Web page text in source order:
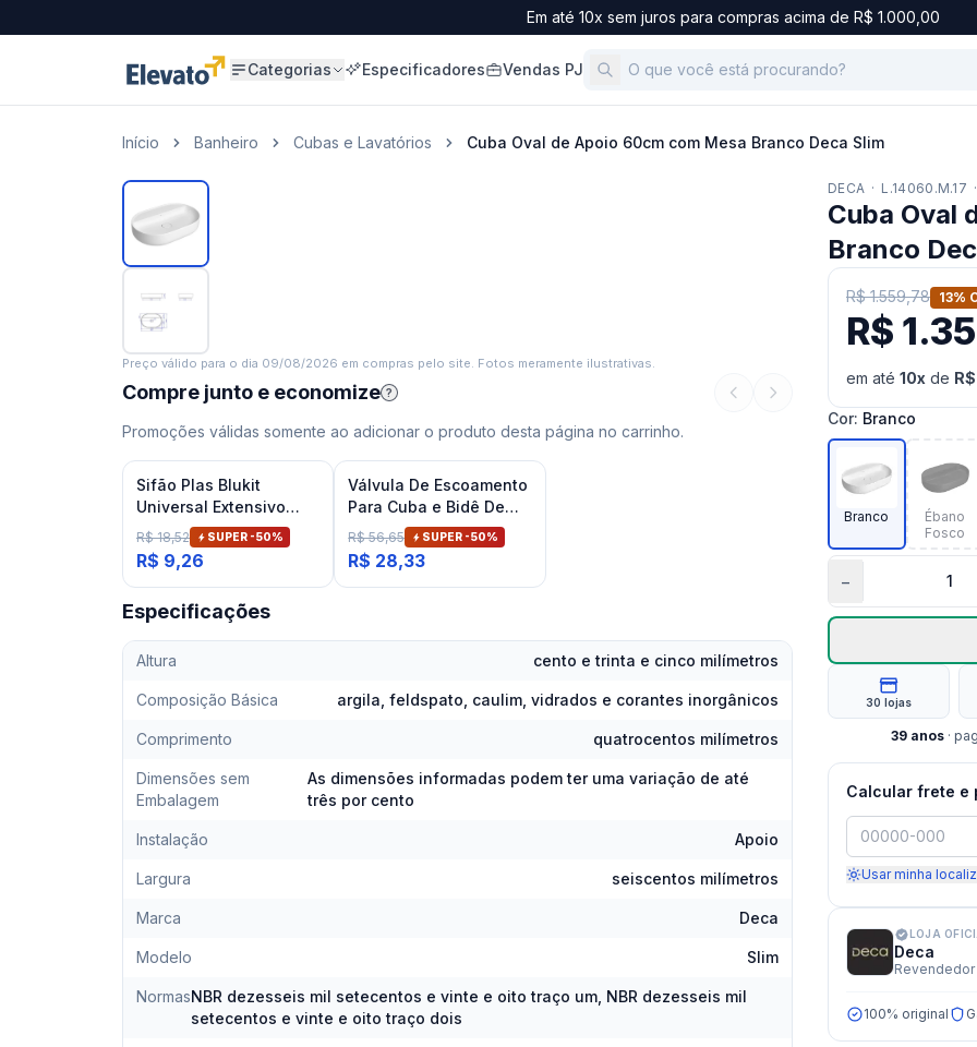
Em até 10x sem juros para compras acima de R$ 1.000,00
Categorias Especificadores Vendas PJ
Início Banheiro Cubas e Lavatórios Cuba Oval de Apoio 60cm com Mesa Branco Deca Slim
Preço válido para o dia 09/08/2026 em compras pelo site. Fotos meramente ilustrativas.
Compre junto e economize ?
Promoções válidas somente ao adicionar o produto desta página no carrinho.
Sifão Plas Blukit
Universal Extensivo
Branco
R$ 18,52 SUPER -50%
R$ 9,26
Válvula De Escoamento
Para Cuba e Bidê De
Banheiro Cromado
Deca
R$ 56,65 SUPER -50%
R$ 28,33
Especificações
Altura cento e trinta e cinco milímetros
Composição Básica argila, feldspato, caulim, vidrados e corantes inorgânicos
Comprimento quatrocentos milímetros
Dimensões sem
Embalagem
As dimensões informadas podem ter uma variação de até
três por cento
Instalação Apoio
Largura seiscentos milímetros
Marca Deca
Modelo Slim
NormasNBR dezesseis mil setecentos e vinte e oito traço um, NBR dezesseis mil
setecentos e vinte e oito traço dois
DECA · L.14060.M.17 ·
Cuba Oval
Branco
R$ 1.559,78 13%
R$
em até 10x de
Cor: Branco
Branco
Ébano
Fosco
−
30 lojas
39 anos ·
Calcular frete e
Usar minha
LOJA
Deca
100% original